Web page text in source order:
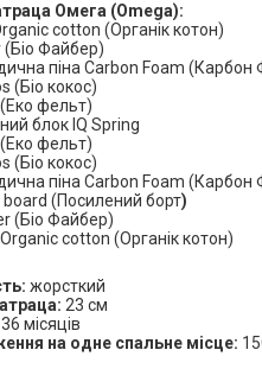
Омега (Omega):
cotton (Органік котон)
(Біо Файбер)
піна Carbon Foam (Карбон
s (Біо кокос)
(Eко фельт)
блок IQ Spring
(Eко фельт)
s (Біо кокос)
піна Carbon Foam (Карбон
board (Посилений борт)
(Біо Файбер)
Organiccotton (Органік котон)
жорсткий
23 см
36 місяців
на одне спальне місце: